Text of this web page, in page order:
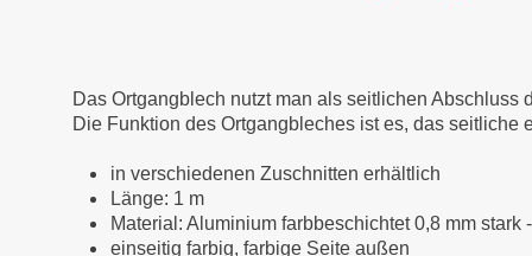
Das Ortgangblech nutzt man als seitlichen
Die Funktion des Ortgangbleches ist es, das
in verschiedenen Zuschnitten erhältlich
Länge: 1 m
Material: Aluminium farbbeschichtet 0,8 mm
einseitig farbig, farbige Seite außen